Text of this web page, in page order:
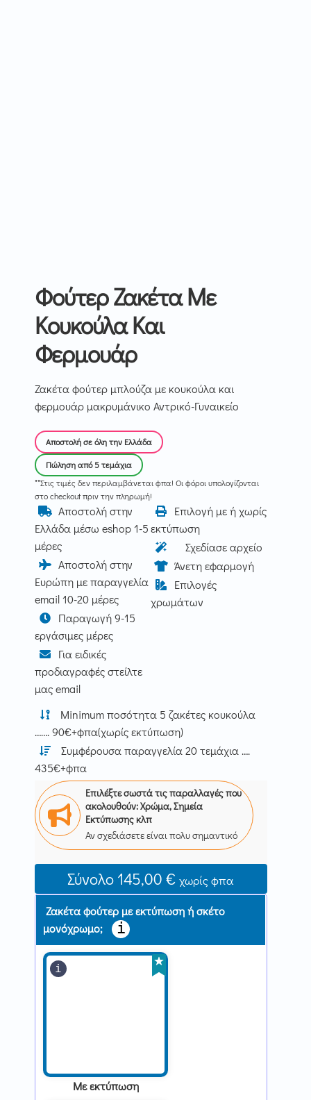
Φούτερ Ζακέτα Με
Κουκούλα Και
Φερμουάρ
Ζακέτα φούτερ μπλούζα με κουκούλα και
φερμουάρ μακρυμάνικο Αντρικό-Γυναικείο
Αποστολή σε όλη την Ελλάδα
Πώληση από 5 τεμάχια
**Στις τιμές δεν περιλαμβάνεται φπα! Οι φόροι υπολογίζονται
στο checkout πριν την πληρωμή!
Αποστολή στην
Ελλάδα μέσω eshop 1-5
μέρες
Αποστολή στην
Ευρώπη με παραγγελία
email 10-20 μέρες
Παραγωγή 9-15
εργάσιμες μέρες
Για ειδικές
προδιαγραφές στείλτε
μας email
Επιλογή με ή χωρίς
εκτύπωση
Σχεδίασε αρχείο
Άνετη εφαρμογή
Επιλογές
χρωμάτων
Minimum ποσότητα 5 ζακέτες κουκούλα
……. 90€+φπα(χωρίς εκτύπωση)
Συμφέρουσα παραγγελία 20 τεμάχια ….
435€+φπα
Επιλέξτε σωστά τις παραλλαγές που
ακολουθούν: Χρώμα, Σημεία
Εκτύπωσης κλπ
Αν σχεδιάσετε είναι πολυ σημαντικό
Σύνολο Original
was:
180,00 €.
145,00 €Η
τρέχουσα
χωρίς φπα
Ζακέτα φούτερ με εκτύπωση ή σκέτο
μονόχρωμο;
Με εκτύπωση